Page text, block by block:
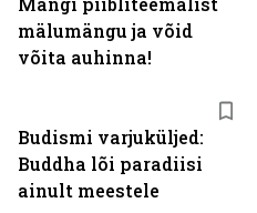
mälumängu ja võid
võita auhinna!
Budismi varjuküljed:
Buddha lõi paradiisi
ainult meestele